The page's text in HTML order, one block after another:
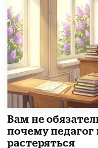
​Вам не
почему педагог
растеряться